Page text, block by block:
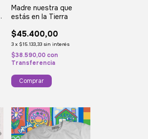
Madre nuestra que
estás en la Tierra
$45.400,00
3 x $15.133,33 sin interés
$38.590,00 con
Transferencia
Comprar